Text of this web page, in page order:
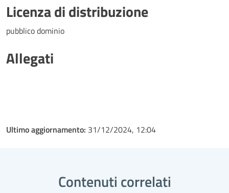
Licenza di distribuzione
pubblico dominio
Allegati
Ultimo aggiornamento: 31/12/2024, 12:04
Contenuti correlati